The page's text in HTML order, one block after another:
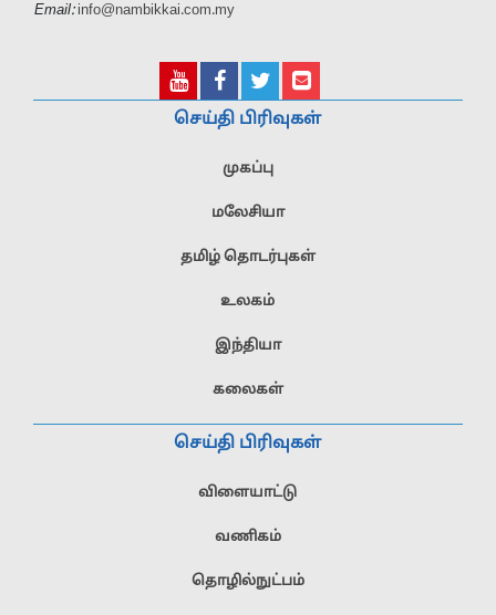
Email: info@nambikkai.com.my
செய்தி பிரிவுகள்
முகப்பு
மலேசியா
தமிழ் தொடர்புகள்
உலகம்
இந்தியா
கலைகள்
செய்தி பிரிவுகள்
விளையாட்டு
வணிகம்
தொழில்நுட்பம்